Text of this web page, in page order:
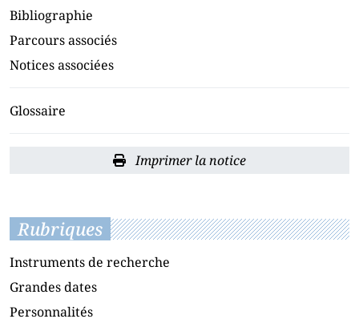
Bibliographie
Parcours associés
Notices associées
Glossaire
Imprimer la notice
Rubriques
Instruments de recherche
Grandes dates
Personnalités